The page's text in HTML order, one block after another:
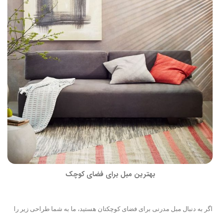
بهترین مبل برای فضای کوچک
اگر به دنبال مبل مدرنی برای فضای کوچکتان هستید، ما به شما طراحی زیر را